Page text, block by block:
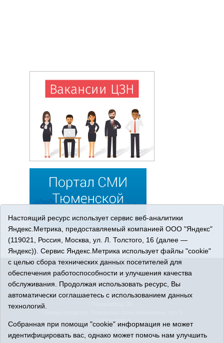
© 2026 Сетевое издание «Ишимская правда». 16+. Все
права защищены.
© При использовании материалов ссылка обязательна.
Адрес редакции: 627750 Тюменская область, г. Ишим, ул.
(34551) 23814
Адрес электронной почты:
IshimPravda-1@obl72.ru
Регистрационный номер СМИ Эл № ФС77-69445 выдано
Настоящий ресурс использует сервис веб-аналитики
Яндекс.Метрика, предоставляемый компанией ООО "Яндекс"
(119021, Россия, Москва, ул. Л. Толстого, 16 (далее —
Яндекс)). Сервис Яндекс.Метрика использует файлы "cookie"
с целью сбора технических данных посетителей для
обеспечения работоспособности и улучшения качества
обслуживания. Продолжая использовать ресурс, Вы
автоматически соглашаетесь с использованием данных
технологий.
Собранная при помощи "cookie" информация не может
идентифицировать вас, однако может помочь нам улучшить